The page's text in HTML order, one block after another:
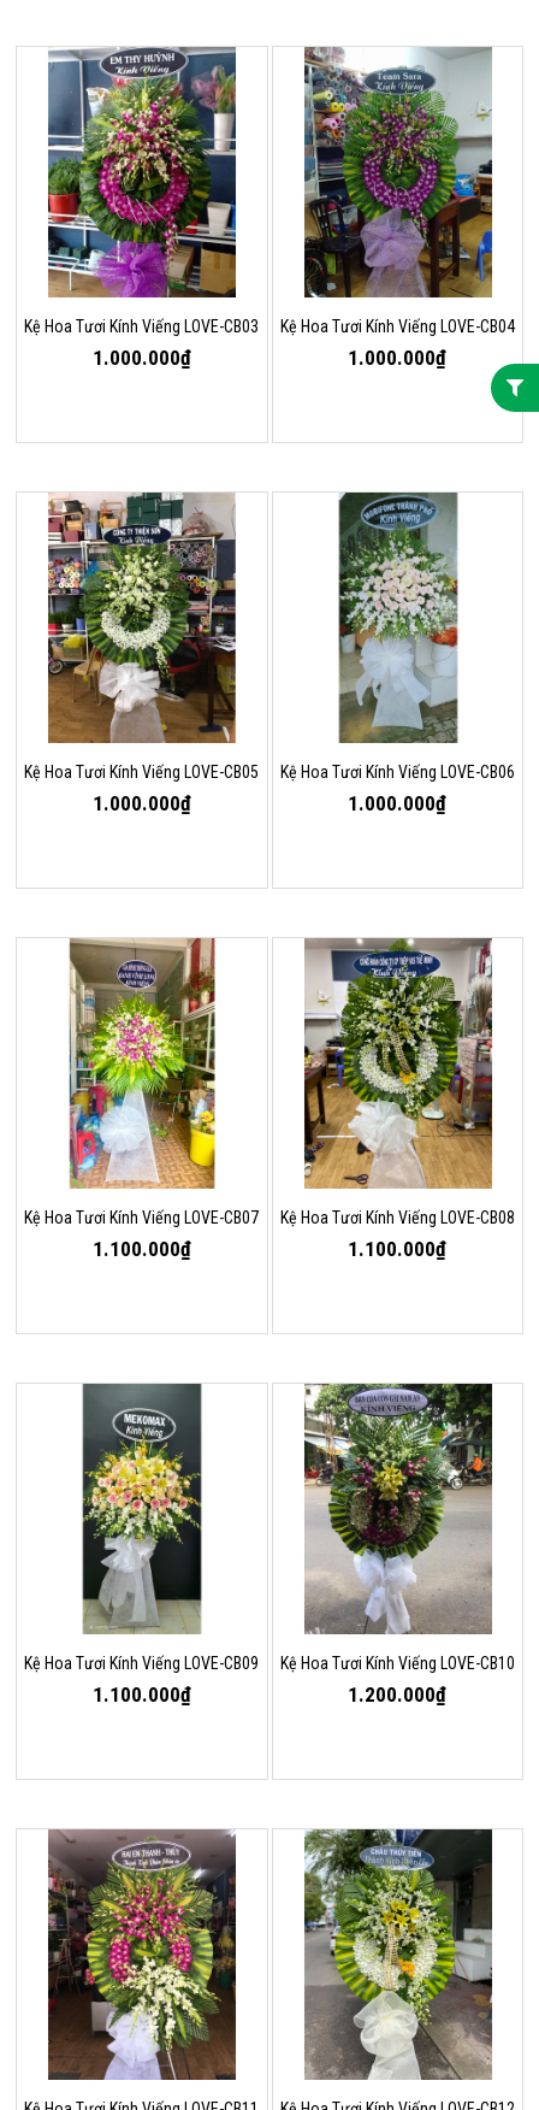
Kệ Hoa Tươi Kính Viếng LOVE-CB03
1.000.000₫
Kệ Hoa Tươi Kính Viếng LOVE-CB04
1.000.000₫
Kệ Hoa Tươi Kính Viếng LOVE-CB05
1.000.000₫
Kệ Hoa Tươi Kính Viếng LOVE-CB06
1.000.000₫
Kệ Hoa Tươi Kính Viếng LOVE-CB07
1.100.000₫
Kệ Hoa Tươi Kính Viếng LOVE-CB08
1.100.000₫
Kệ Hoa Tươi Kính Viếng LOVE-CB09
1.100.000₫
Kệ Hoa Tươi Kính Viếng LOVE-CB10
1.200.000₫